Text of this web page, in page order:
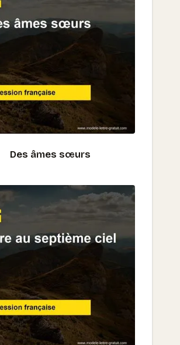
Des âmes sœurs